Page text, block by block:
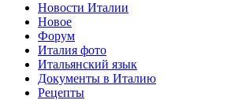
Новости Италии
Новое
Форум
Италия фото
Итальянский язык
Документы в Италию
Рецепты